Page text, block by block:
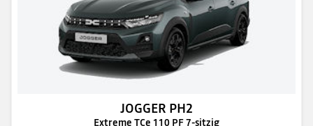
JOGGER PH2
Extreme TCe 110 PF 7-sitzig